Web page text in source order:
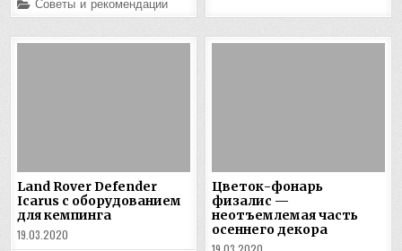
in
Советы и рекомендации
Land Rover Defender
Icarus с оборудованием
для кемпинга
19.03.2020
Цветок-фонарь
физалис —
неотъемлемая часть
осеннего декора